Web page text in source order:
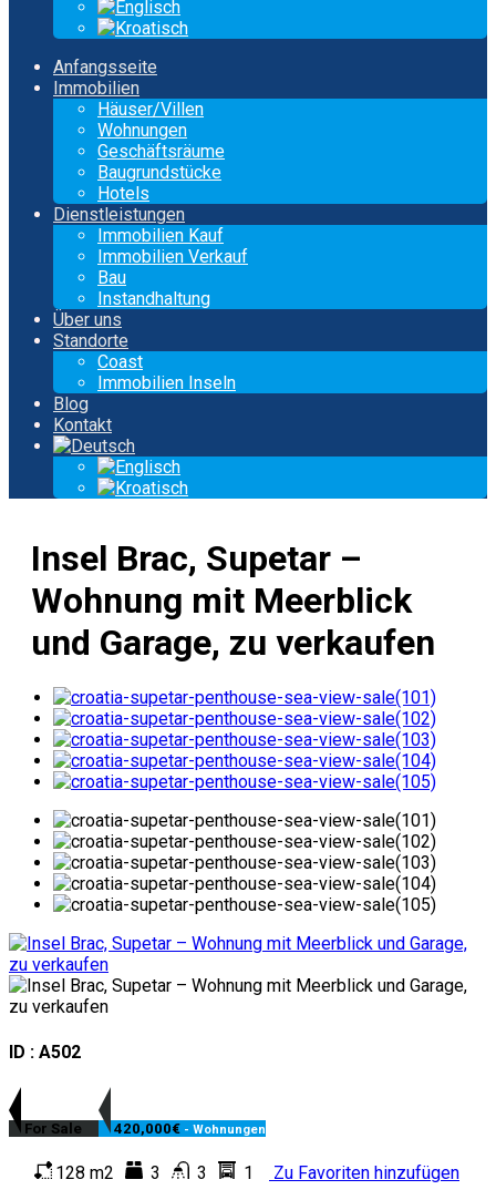
Anfangsseite
Immobilien
Häuser/Villen
Wohnungen
Geschäftsräume
Baugrundstücke
Hotels
Dienstleistungen
Immobilien Kauf
Immobilien Verkauf
Bau
Instandhaltung
Über uns
Standorte
Coast
Immobilien Inseln
Blog
Kontakt
Insel Brac, Supetar –
Wohnung mit Meerblick
und Garage, zu verkaufen
ID : A502
For Sale 420,000€ - Wohnungen
128 m2 3 3 1
Zu Favoriten hinzufügen